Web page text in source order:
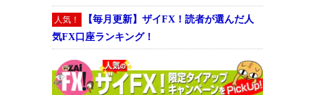
人気！
【毎月更新】ザイFX！読者が選んだ人
気FX口座ランキング！